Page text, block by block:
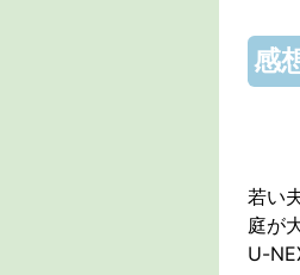
感
若い
庭が
U-